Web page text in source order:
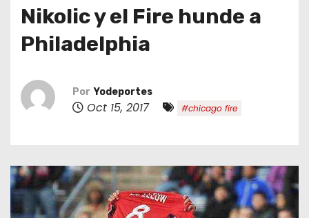
Nikolic y el Fire hunde a
Philadelphia
Por Yodeportes
Oct 15, 2017 #chicago fire